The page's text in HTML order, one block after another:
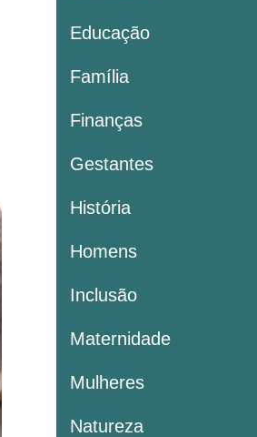
Educação
Família
Finanças
Gestantes
História
Homens
Inclusão
Maternidade
Mulheres
Natureza